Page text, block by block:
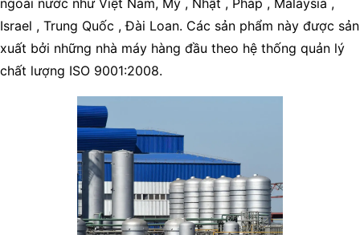
ngoài nước như Việt Nam, Mỹ , Nhật , Pháp , Malaysia ,
Israel , Trung Quốc , Đài Loan. Các sản phẩm này được sản
xuất bởi những nhà máy hàng đầu theo hệ thống quản lý
chất lượng ISO 9001:2008.